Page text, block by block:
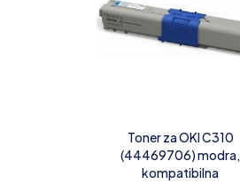
Toner za OKI C310
(44469706) modra,
kompatibilna